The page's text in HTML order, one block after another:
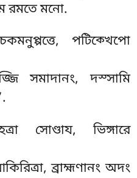
রমতে মনো.
পটিক্খেপো
সমাদানং, দস্সামি
সোণ্ডায, ভিঙ্গারে
ব্রাহ্মণানং অদং